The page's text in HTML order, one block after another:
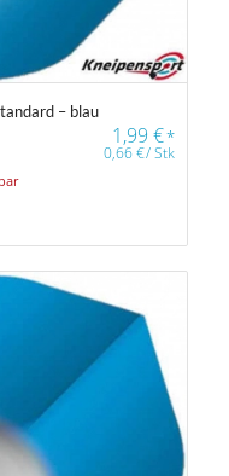
– blau
1,99€*
0,66€/Stk